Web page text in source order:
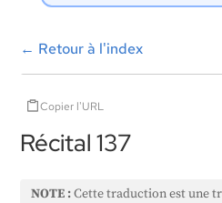
← Retour à l'index
Copier l'URL
Récital 137
NOTE :Cette traduction est une